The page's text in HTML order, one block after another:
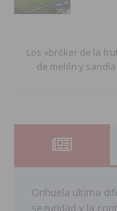
Los «bróker de la
de melón y
Orihuela ultima
seguridad y la